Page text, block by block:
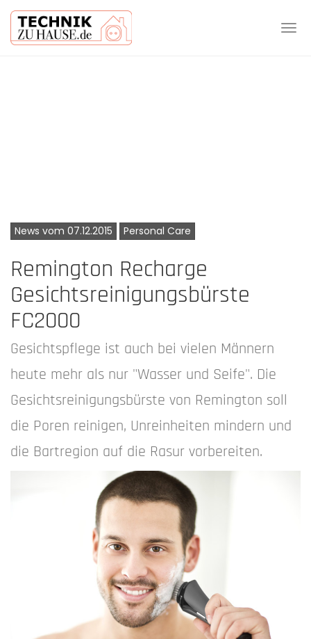
News vom 07.12.2015 Personal Care
Remington Recharge
Gesichtsreinigungsbürste
FC2000
Gesichtspflege ist auch bei vielen Männern
heute mehr als nur "Wasser und Seife". Die
Gesichtsreinigungsbürste von Remington soll
die Poren reinigen, Unreinheiten mindern und
die Bartregion auf die Rasur vorbereiten.